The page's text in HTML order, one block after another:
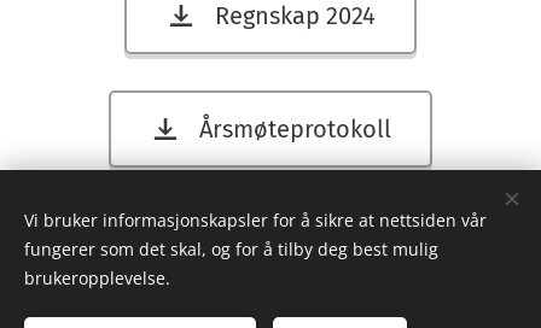
Regnskap 2024
Årsmøteprotokoll
Buskerud innvandrerråd
Besøksadresse: Union, Grønland g 60, 3045 Drammen
Vi bruker informasjonskapsler for å sikre at nettsiden vår
fungerer som det skal, og for å tilby deg best mulig
brukeropplevelse.